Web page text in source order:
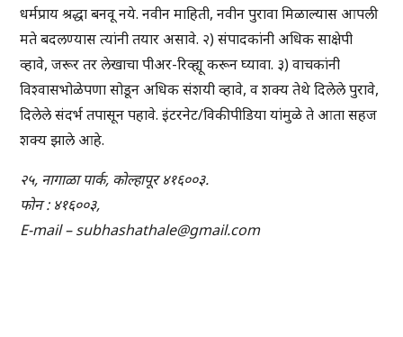
धर्मप्राय श्रद्धा बनवू नये. नवीन माहिती, नवीन पुरावा मिळाल्यास आपली
मते बदलण्यास त्यांनी तयार असावे. २) संपादकांनी अधिक साक्षेपी
व्हावे, जरूर तर लेखाचा पीअर-रिव्ह्यू करून घ्यावा. ३) वाचकांनी
विश्वासभोळेपणा सोडून अधिक संशयी व्हावे, व शक्य तेथे दिलेले पुरावे,
दिलेले संदर्भ तपासून पहावे. इंटरनेट/विकीपीडिया यांमुळे ते आता सहज
शक्य झाले आहे.
२५, नागाळा पार्क, कोल्हापूर ४१६००३.
फोन : ४१६००३,
E-mail – subhashathale@gmail.com